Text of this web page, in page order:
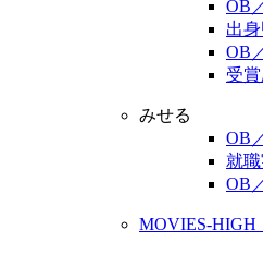
OB
出
OB
受
みせる
OB
就
OB
MOVIES-HIGH